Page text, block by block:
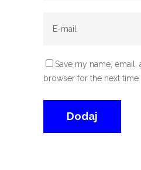
Save my name, email,
browser for the next time